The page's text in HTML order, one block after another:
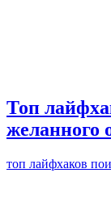
Топ
желанного
топ лайфхаков